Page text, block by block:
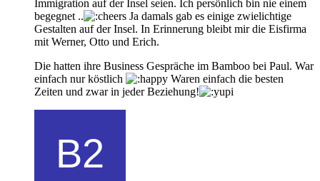
Immigration auf der Insel seien. Ich persönlich bin nie einem
begegnet ..
Ja damals gab es einige zwielichtige
Gestalten auf der Insel. In Erinnerung bleibt mir die Eisfirma
mit Werner, Otto und Erich.
Die hatten ihre Business Gespräche im Bamboo bei Paul. War
einfach nur köstlich
Waren einfach die besten
Zeiten und zwar in jeder Beziehung!